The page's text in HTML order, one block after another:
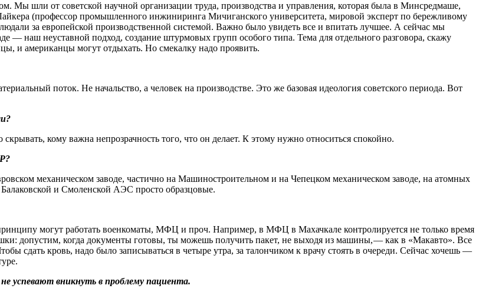
шли от советской научной организации труда, производства и управления, которая была в Минсредмаше,
(профессор промышленного инжиниринга Мичиганского университета, мировой эксперт по бережливому
за европейской производственной системой. Важно было увидеть все и впитать лучшее. А сейчас мы
— ​наш неуставной подход, создание штурмовых групп особого типа. Тема для отдельного разговора, скажу
и американцы могут отдыхать. Но смекалку надо проявить.
поток. Не начальство, а человек на производстве. Это же базовая идеология советского периода. Вот
кому важна непрозрачность того, что он делает. К этому нужно относиться спокойно.
механическом заводе, частично на Машиностроительном и на Чепецком механическом заводе, на атомных
и Смоленской АЭС просто образцовые.
могут работать военкоматы, МФЦ и проч. Например, в МФЦ в Махачкале контролируется не только время
допустим, когда документы готовы, ты можешь получить пакет, не выходя из машины, — ​как в «Макавто». Все
сдать кровь, надо было записываться в четыре утра, за талончиком к врачу стоять в очереди. Сейчас хочешь —
успевают вникнуть в проблему пациента.